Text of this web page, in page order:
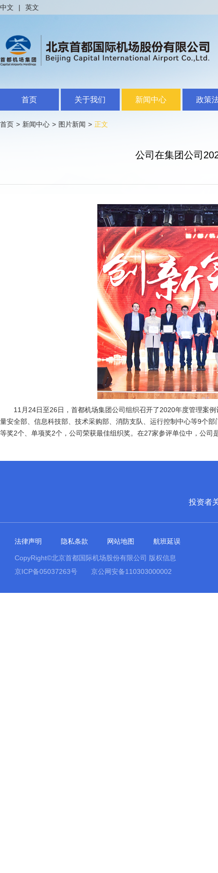
中文 | 英文
首页 关于我们 新闻中心 政策
首页 > 新闻中心 > 图片新闻 > 正文
公司在集团公司
11月24日至26日，首都机场集团公司组织召开了2020年度管理案
量安全部、信息科技部、技术采购部、消防支队、运行控制中心等9个
等奖2个、单项奖2个，公司荣获最佳组织奖。在27家参评单位中，公司
投资者
法律声明 隐私条款 网站地图 航班延误
CopyRight©北京首都国际机场股份有限公司 版权信息
京ICP备05037263号
京公网安备110303000002